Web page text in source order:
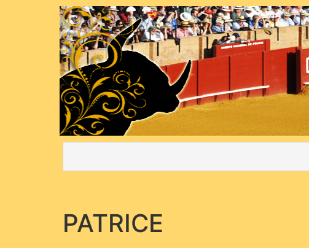
PATRICE